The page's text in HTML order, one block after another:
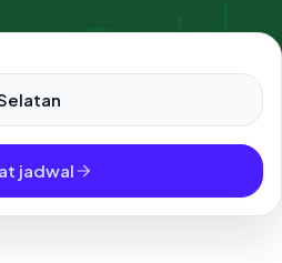
dan kabupaten di Indonesia.
jadwal